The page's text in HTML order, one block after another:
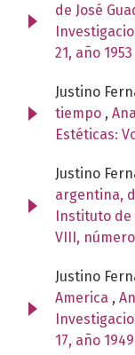
de José
21, año 1953
Justino
tiempo ,
Estéticas:
Justino
argentina,
Instituto de
VIII,
Justino
America ,
17, año 1949